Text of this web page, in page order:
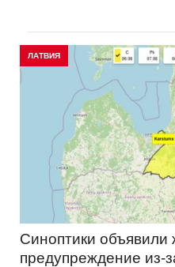
ЛАТВИЯ
Синоптики объявили
предупреждение из-